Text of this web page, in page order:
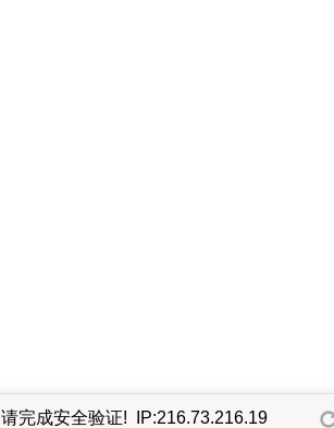
请完成安全验证! IP:216.73.216.19